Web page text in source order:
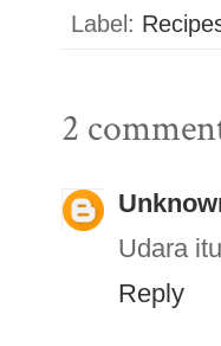
Label:
2
Udara
Reply